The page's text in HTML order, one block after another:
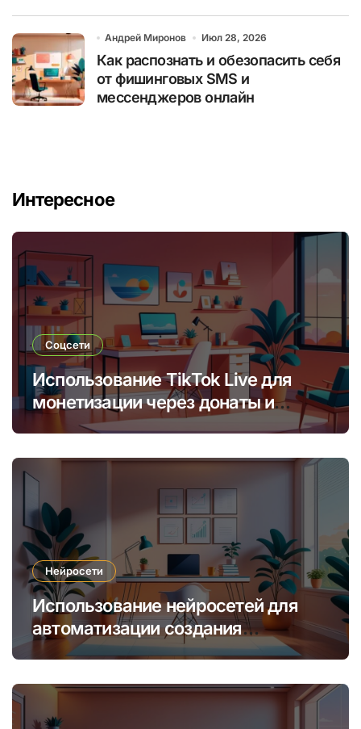
Андрей Миронов Июл 28, 2026
Как распознать и обезопасить себя
от фишинговых SMS и
мессенджеров онлайн
Интересное
Соцсети
Использование TikTok Live для
монетизации через донаты и
платные подписки
Нейросети
Использование нейросетей для
автоматизации создания
уникальных интернет-курсов и